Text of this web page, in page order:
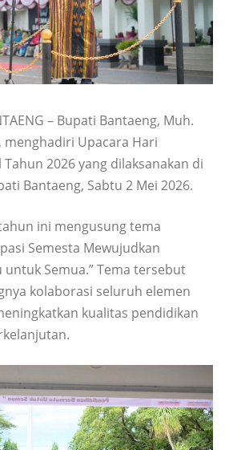
– Bupati Bantaeng, Muh.
menghadiri Upacara Hari
2026 yang dilaksanakan di
Bantaeng, Sabtu 2 Mei 2026.
ini mengusung tema
Semesta Mewujudkan
Semua.” Tema tersebut
kolaborasi seluruh elemen
kualitas pendidikan